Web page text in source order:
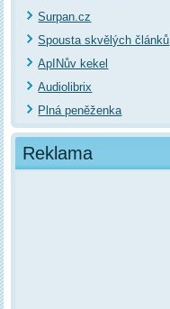
Surpan.cz
Spousta skvělých článků
ApINův kekel
Audiolibrix
Plná peněženka
Reklama